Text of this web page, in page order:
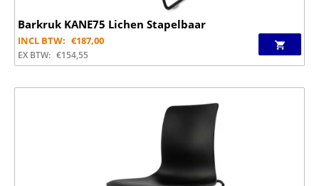
Barkruk KANE75 Lichen Stapelbaar
INCL BTW: €187,00
EX BTW: €154,55